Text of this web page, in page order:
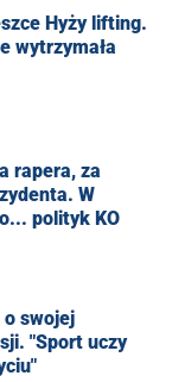
Hyży lifting.
wytrzymała
rapera, za
W
polityk KO
o swojej
"Sport uczy